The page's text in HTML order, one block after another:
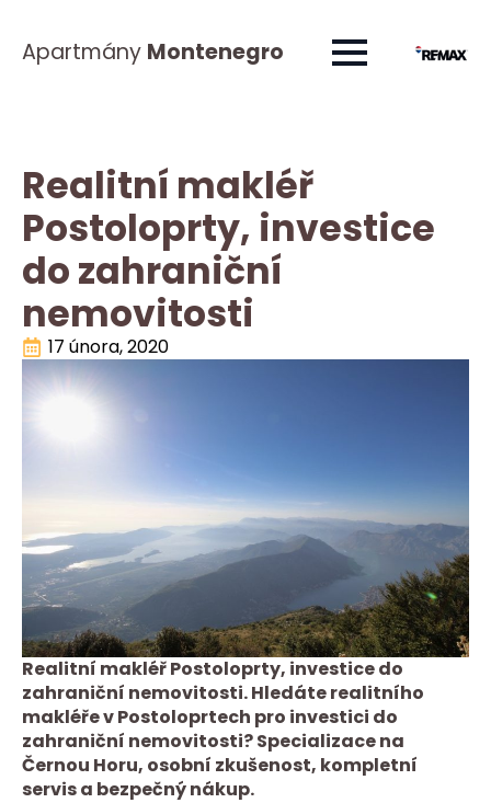
Apartmány Montenegro
Realitní makléř
Postoloprty, investice
do zahraniční
nemovitosti
17 února, 2020
Realitní makléř Postoloprty, investice do
zahraniční nemovitosti. Hledáte realitního
makléře v Postoloprtech pro investici do
zahraniční nemovitosti? Specializace na
Černou Horu, osobní zkušenost, kompletní
servis a bezpečný nákup.